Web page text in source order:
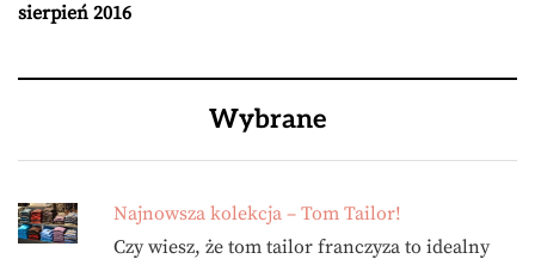
sierpień 2016
Wybrane
Najnowsza kolekcja – Tom Tailor!
Czy wiesz, że tom tailor franczyza to idealny